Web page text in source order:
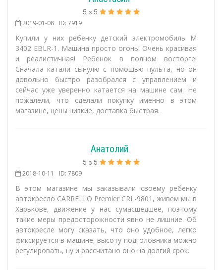
5 з 5
2019-01-08 ID: 7919
Купили у них ребенку детский электромобиль M
3402 EBLR-1. Машина просто огонь! Очень красивая
и реалистичная! Ребенок в полном восторге!
Сначала катали сынулю с помощью пульта, но он
довольно быстро разобрался с управлением и
сейчас уже уверенно катается на машине сам. Не
пожалели, что сделали покупку именно в этом
магазине, цены низкие, доставка быстрая.
Анатолий
5 з 5
2018-10-11 ID: 7809
В этом магазине мы заказывали своему ребенку
автокресло CARRELLO Premier CRL-9801, живем мы в
Харькове, движение у нас сумасшедшее, поэтому
такие меры предосторожности явно не лишние. Об
автокресле могу сказать, что оно удобное, легко
фиксируется в машине, высоту подголовника можно
регулировать, ну и рассчитано оно на долгий срок.